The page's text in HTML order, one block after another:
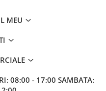
MEU
08:00 - 17:00 SAMBATA: